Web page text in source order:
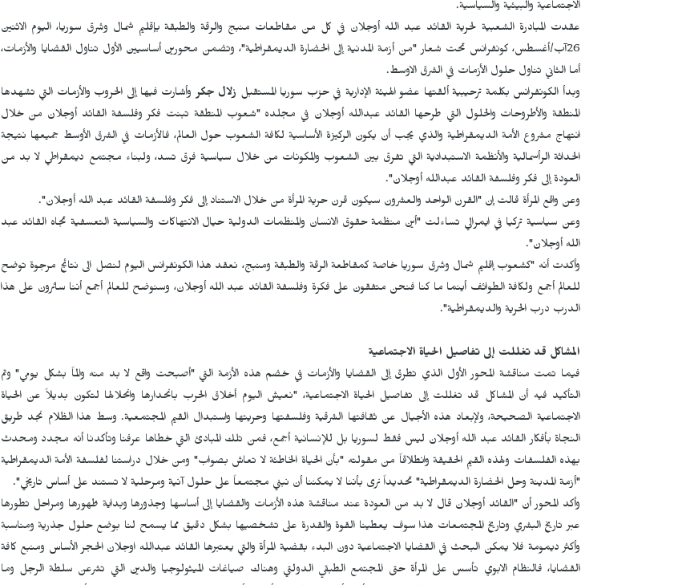
الاجتماعية والبيئية والسياسية.
عقدت المبادرة الشعبية لحرية القائد عبد الله أوجلان في كل من مقاطعات منبج والرقة والطبقة بإقليم شمال وشرق سوريا، اليوم الاثنين
26آب/أغسطس، كونفرانس تحت شعار "من أزمة المدنية إلى الحضارة الديمقراطية"، وتضمن محورين أساسيين الأول تناول القضايا والأزمات،
أما الثاني تناول حلول الأزمات في الشرق الاوسط.
وبدأ الكونفرانس بكلمة ترحيبية ألقتها عضو الهيئة الإدارية في حزب سوريا المستقبل زلال جكروأشارت فيها إلى الحروب والأزمات التي تشهدها
المنطقة والأطروحات والحلول التي طرحها القائد عبدالله أوجلان في مجلده "شعوب المنطقة تبنت فكر وفلسفة القائد أوجلان من خلال
انتهاج مشروع الأمة الديمقراطية والذي يجب أن يكون الركيزة الأساسية لكافة الشعوب حول العالم، فالأزمات في الشرق الأوسط جميعها نتيجة
الحداثة الرأسمالية والأنظمة الاستبدادية التي تفرق بين الشعوب والمكونات من خلال سياسية فرق تسد، ولبناء مجتمع ديمقراطي لا بد من
العودة إلى فكر وفلسفة القائد عبدالله أوجلان".
وعن واقع المرأة قالت إن "القرن الواحد والعشرون سيكون قرن حرية المرأة من خلال الاستناد إلى فكر وفلسفة القائد عبد الله أوجلان".
وعن سياسية تركيا في ايمرالي تساءلت "أين منظمة حقوق الانسان والمنظمات الدولية حيال الانتهاكات والسياسية التعسفية تجاه القائد عبد
الله أوجلان".
وأكدت أنه "كشعوب إقليم شمال وشرق سوريا خاصة كمقاطعة الرقة والطبقة ومنبج، نعقد هذا الكونفرانس اليوم لنصل الى نتائج مرجوة توضح
للعالم أجمع ولكافة الطوائف أينما ما كنا فنحن متفقون على فكرة وفلسفة القائد عبد الله أوجلان، وسنوضح للعالم أجمع أننا سائرون على هذا
الدرب درب الحرية والديمقراطية".
المشاكل قد تغللت إلى تفاصيل الحياة الاجتماعية
فيما تمت مناقشة المحور الأول الذي تطرق إلى القضايا والأزمات في خضم هذه الأزمة التي "أصبحت واقع لا بد منه والماً بشكل يومي" وتم
التأكيد فيه أن المشاكل قد تغللت إلى تفاصيل الحياة الاجتماعية، "نعيش اليوم أخلاق الحرب بانحدارها وانحلالها لتكون بديلاً عن الحياة
الاجتماعية الصحيحة، ولإبعاد هذه الأجيال عن ثقافتها الشرقية وفلسفتها وحريتها واستبدال القيم المجتمعية. وسط هذا الظلام نجد طريق
النجاة بأفكار القائد عبد الله أوجلان ليس فقط لسوريا بل للإنسانية أجمع، فمن تلك المبادئ التي خطاها عرفنا وتأكدنا أنه مجدد ومحدث
بهذه الفلسفات ولهذه القيم الحقيقة وانطلاقاً من مقولته "بأن الحياة الخاطئة لا تعاش بصواب" ومن خلال دراستنا لفلسفة الأمة الديمقراطية
"أزمة المدينة وحل الحضارة الديمقراطية" تحديداً نرى بأننا لا يمكننا أن نبني مجتمعاً على حلول آنية ومرحلية لا تستند على أساس تاريخي".
وأكد المحور أن "القائد أوجلان قال لا بد من العودة عند مناقشة هذه الأزمات والقضايا إلى أساسها وجذورها وبداية ظهورها ومراحل تطورها
عبر تاريخ البشري وتاريخ المجتمعات هذا سوف يعطينا القوة والقدرة على تشخصيها بشكل دقيق مما يسمح لنا بوضع حلول جذرية ومناسبة
وأكثر ديمومة فلا يمكن البحث في القضايا الاجتماعية دون البدء بقضية المرأة والتي يعتبرها القائد عبدالله اوجلان الحجر الأساس ومنبع كافة
القضايا، فالنظام الابوي تأسس على المرأة حتى المجتمع الطبقي الدولتي وهناك صياغات الميثولوجيا والدين التي تشرعن سلطة الرجل وما